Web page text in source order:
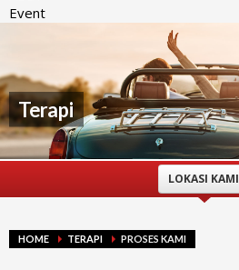
Event
Terapi
LOKASI KAMI
HOME TERAPI PROSES KAMI